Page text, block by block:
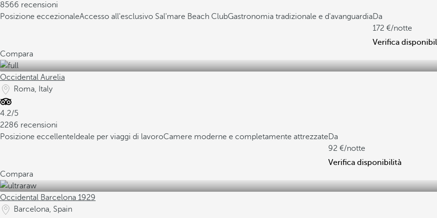
8566 recensioni
Posizione eccezionaleAccesso all'esclusivo Sal'mare Beach ClubGastronomia tradizionale e d'avanguardiaDa
172
/notte
Verifica
Compara
Occidental Aurelia
Roma, Italy
4.2/5
2286 recensioni
Posizione eccellente Ideale per viaggi di lavoroCamere moderne e completamente attrezzateDa
92
/notte
Verifica disponibilità
Compara
Occidental Barcelona 1929
Barcelona, Spain